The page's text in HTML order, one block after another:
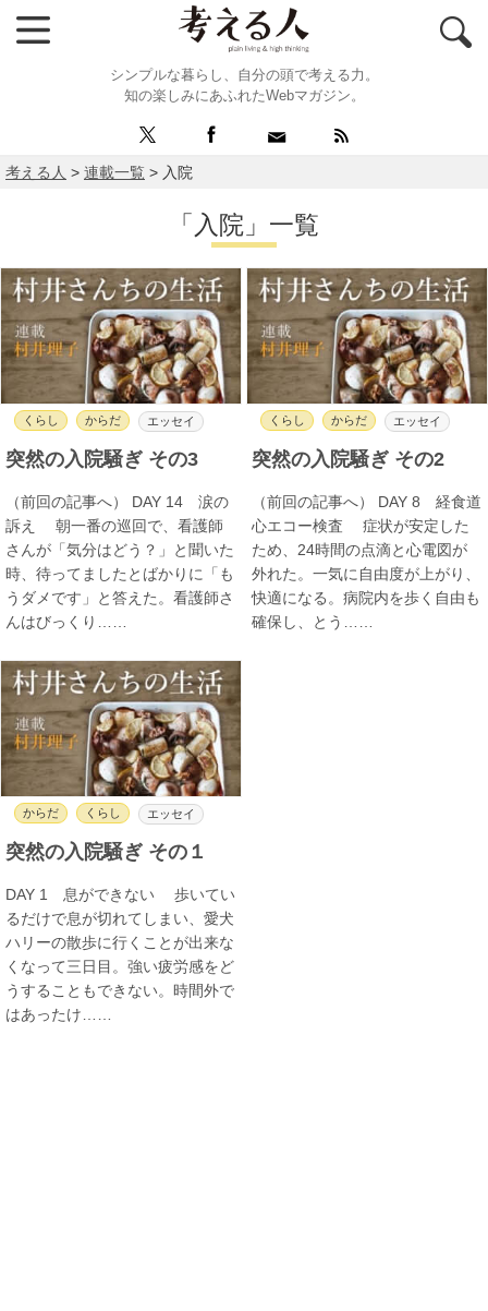
シンプルな暮らし、自分の頭で考える力。
知の楽しみにあふれたWebマガジン。
考える人 > 連載一覧 > 入院
「入院」一覧
くらし からだ エッセイ
突然の入院騒ぎ その3
（前回の記事へ） DAY 14 涙の
訴え 朝一番の巡回で、看護師
さんが「気分はどう？」と聞いた
時、待ってましたとばかりに「も
うダメです」と答えた。看護師さ
んはびっくり……
くらし からだ エッセイ
突然の入院騒ぎ その2
（前回の記事へ） DAY 8 経食道
心エコー検査 症状が安定した
ため、24時間の点滴と心電図が
外れた。一気に自由度が上がり、
快適になる。病院内を歩く自由も
確保し、とう……
からだ くらし エッセイ
突然の入院騒ぎ その１
DAY 1 息ができない 歩いてい
るだけで息が切れてしまい、愛犬
ハリーの散歩に行くことが出来な
くなって三日目。強い疲労感をど
うすることもできない。時間外で
はあったけ……